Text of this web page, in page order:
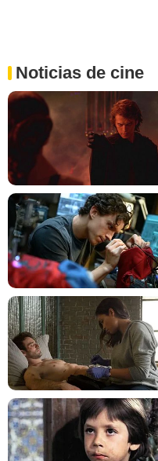
Noticias de cine